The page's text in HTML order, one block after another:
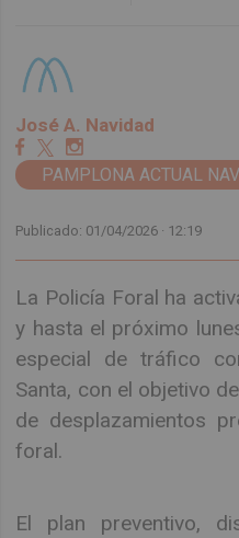
José A. Navidad
PAMPLONA ACTUAL
Publicado: 01/04/2026 · 12:19
La Policía Foral ha
y hasta el próximo
especial de tráfico
Santa, con el objetivo
de desplazamientos
foral.
El plan preventivo,